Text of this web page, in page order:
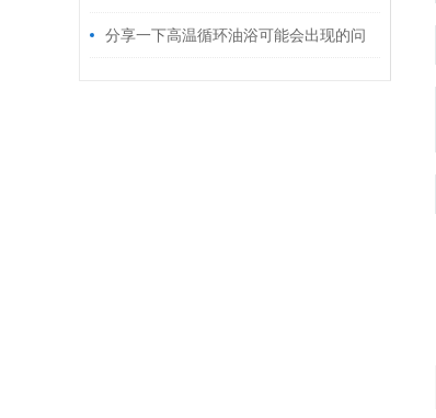
FRITSCH P行星式球磨机加强型
一些注意事项
分享一下高温循环油浴可能会出现的问